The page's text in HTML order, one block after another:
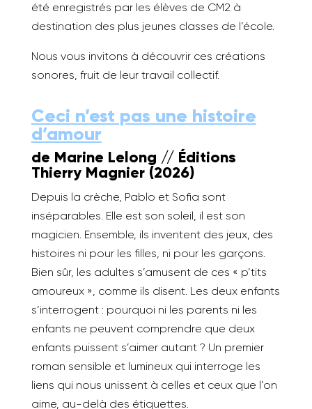
été enregistrés par les élèves de CM2 à
destination des plus jeunes classes de l’école.
Nous vous invitons à découvrir ces créations
sonores, fruit de leur travail collectif.
Ceci n’est pas une histoire
d’amour
de Marine Lelong // Éditions
Thierry Magnier (2026)
Depuis la crèche, Pablo et Sofia sont
inséparables. Elle est son soleil, il est son
magicien. Ensemble, ils inventent des jeux, des
histoires ni pour les filles, ni pour les garçons.
Bien sûr, les adultes s’amusent de ces « p’tits
amoureux », comme ils disent. Les deux enfants
s’interrogent : pourquoi ni les parents ni les
enfants ne peuvent comprendre que deux
enfants puissent s’aimer autant ? Un premier
roman sensible et lumineux qui interroge les
liens qui nous unissent à celles et ceux que l’on
aime, au-delà des étiquettes.